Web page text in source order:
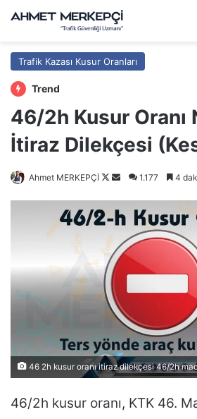
Trafik Kazası Kusur Oranları
Trend
46/2h Kusur Oranı
İtiraz Dilekçesi
Ahmet MERKEPÇİ
Follow
X
Bir
posta
göndermek
1.177 4
46 2h kusur oranı itiraz dilekçesi 46/2h
46/2h kusur oranı, KTK 46.